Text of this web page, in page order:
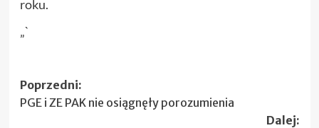
roku.
„`
Zobacz
wpisy
Poprzedni:
PGE i ZE PAK nie osiągnęły porozumienia
Dalej: